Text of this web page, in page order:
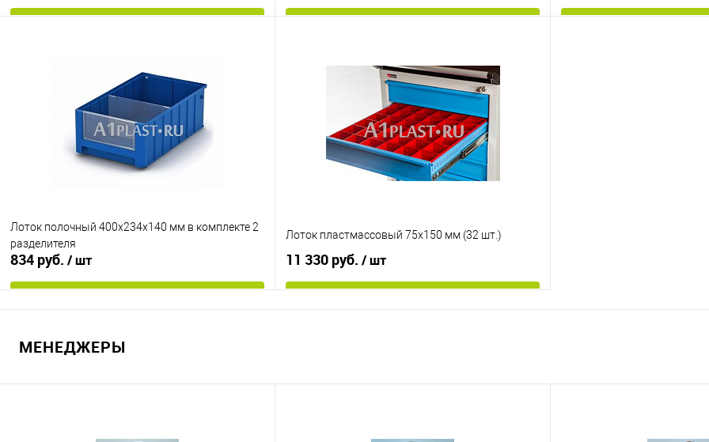
К сравнению
Под заказ
К сравнению
Под заказ
Лоток полочный 400х234х140 мм в комплекте 2
разделителя
834 руб. / шт
Купить в 1 клик
Лоток пластмассовый 75х150 мм (32 шт.)
11 330 руб. / шт
МЕНЕДЖЕРЫ